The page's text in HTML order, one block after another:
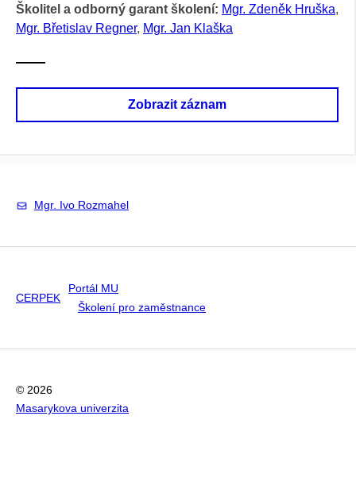
Školitel a odborný garant školení: Mgr. Zdeněk Hruška,
Mgr. Břetislav Regner, Mgr. Jan Klaška
Zobrazit záznam
Mgr. Ivo Rozmahel
CERPEK
Portál MU
Školení pro zaměstnance
© 2026
Masarykova univerzita